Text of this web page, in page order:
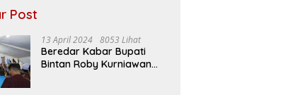
Post
13 April 2024 8053 Lihat
Beredar Kabar Bupati
Bintan Roby Kurniawan